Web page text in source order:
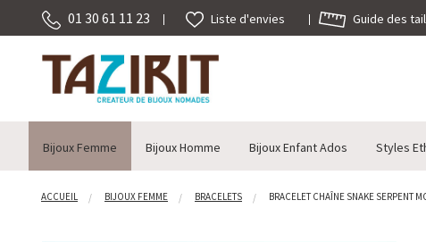
01 30 61 11 23 Liste d'envies Guide des
Bijoux Femme Bijoux Homme Bijoux Enfant Ados Styles
ACCUEIL BIJOUX FEMME BRACELETS BRACELET CHAÎNE SNAKE SERPENT